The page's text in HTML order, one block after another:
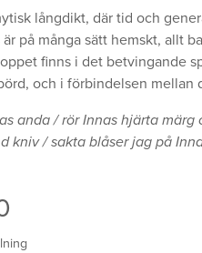
långdikt, där tid och
är på många sätt hemskt, allt
finns i det betvingande
och i förbindelsen mellan
anda / rör Innas hjärta
kniv / sakta blåser jag på